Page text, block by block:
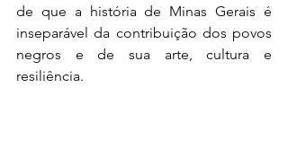
de que a história de Minas Gerais é
inseparável da contribuição dos povos
negros e de sua arte, cultura e
resiliência.